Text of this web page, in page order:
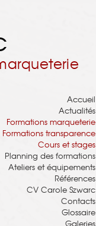
Accueil
Actualités
Formations marqueterie
Formations transparence
Cours et stages
Planning des formations
Ateliers et équipements
Références
CV Carole Szwarc
Contacts
Glossaire
Galeries